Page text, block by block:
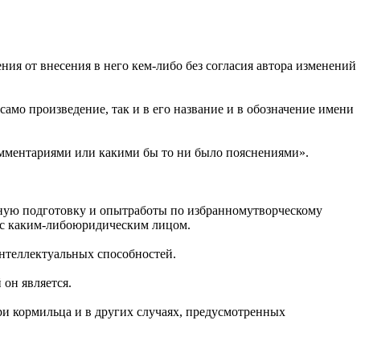
от внесения в него кем-либо без согласия автора изменений
произведение, так и в его название и в обозначение имени
или какими бы то ни было пояснениями».
подготовку и опытработы по избранномутворческому
каким-либоюридическим лицом.
способностей.
является.
кормильца и в других случаях, предусмотренных